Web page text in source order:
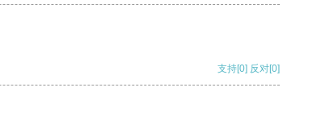
支持[0] 反对[0]